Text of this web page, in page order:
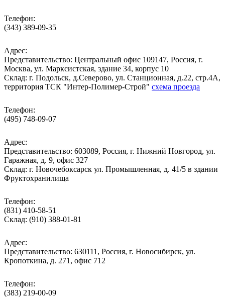
Телефон:
(343) 389-09-35
Адрес:
Представительство: Центральный офис 109147, Россия, г.
Москва, ул. Марксистская, здание 34, корпус 10
Cклад: г. Подольск, д.Северово, ул. Станционная, д.22, стр.4А,
территория ТСК "Интер-Полимер-Строй" схема проезда
Телефон:
(495) 748-09-07
Адрес:
Представительство: 603089, Россия, г. Нижний Новгород, ул.
Гаражная, д. 9, офис 327
Склад: г. Новочебоксарск ул. Промышленная, д. 41/5 в здании
Фруктохранилища
Телефон:
(831) 410-58-51
Склад: (910) 388-01-81
Адрес:
Представительство: 630111, Россия, г. Новосибирск, ул.
Кропоткина, д. 271, офис 712
Телефон:
(383) 219-00-09